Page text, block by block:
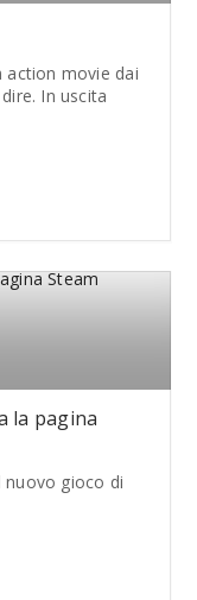
action movie dai
In uscita
la pagina
nuovo gioco di